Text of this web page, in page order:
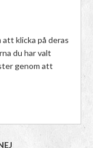
klicka på deras
du har valt
genom att